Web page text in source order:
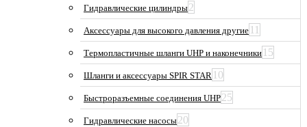
Гидравлические цилиндры2
Аксессуары для высокого давления другие 11
Термопластичные шланги UHP и наконечники 15
Шланги и аксессуары SPIR STAR 10
Быстроразъемные соединения UHP25
Гидравлические насосы20